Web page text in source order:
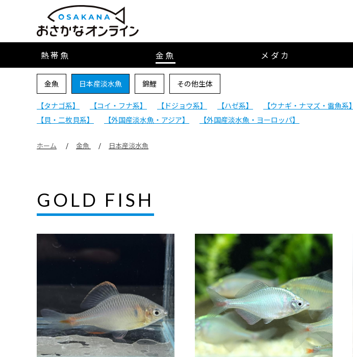
熱帯魚 金魚 メダカ
金魚 日本産淡水魚 錦鯉 その他生体
【タナゴ系】 【コイ・フナ系】 【ドジョウ系】 【ハゼ系】 【ウナギ・ナマズ・雷魚系】
【貝・二枚貝系】
【外国産淡水魚・アジア】 【外国産淡水魚・ヨーロッパ】
ホーム 金魚 日本産淡水魚
GOLD FISH